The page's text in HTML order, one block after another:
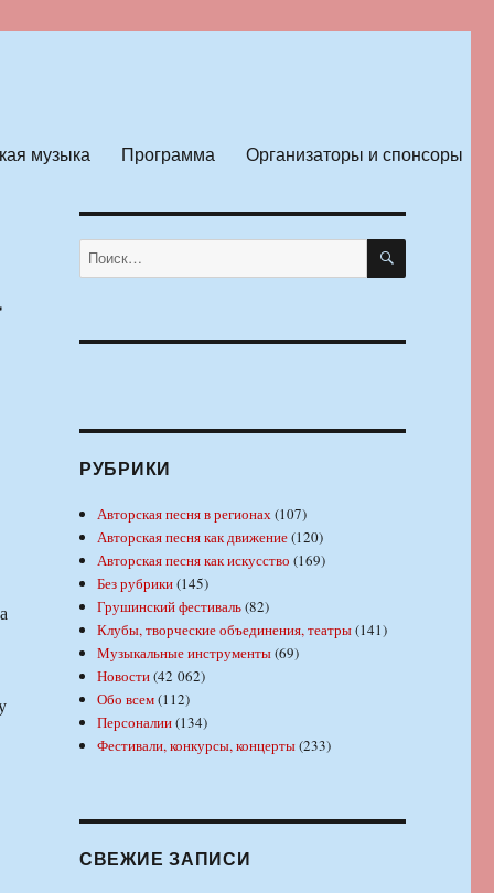
музыка Программа Организаторы и спонсоры
Искать: ПОИСК
РУБРИКИ
Авторская песня в регионах(107)
Авторская песня как движение(120)
Авторская песня как искусство (169)
Без рубрики(145)
Грушинский фестиваль(82)
Клубы, творческие объединения, театры(141)
Музыкальные инструменты(69)
Новости(42 062)
Обо всем(112)
Персоналии(134)
Фестивали, конкурсы, концерты(233)
СВЕЖИЕ ЗАПИСИ